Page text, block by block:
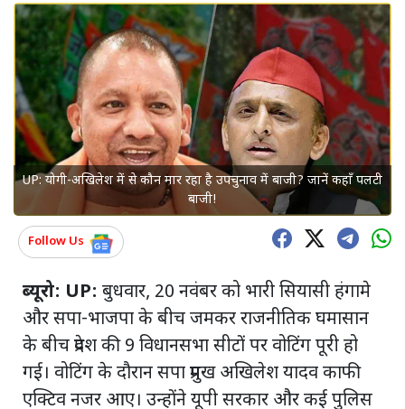
UP: योगी-अखिलेश में से कौन मार रहा है उपचुनाव में बाजी? जानें कहाँ पलटी
बाजी!
Follow Us
ब्यूरो: UP: बुधवार, 20 नवंबर को भारी सियासी हंगामे
और सपा-भाजपा के बीच जमकर राजनीतिक घमासान
के बीच प्रदेश की 9 विधानसभा सीटों पर वोटिंग पूरी हो
गई। वोटिंग के दौरान सपा प्रमुख अखिलेश यादव काफी
एक्टिव नजर आए। उन्होंने यूपी सरकार और कई पुलिस